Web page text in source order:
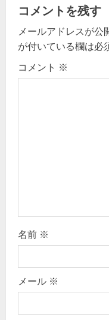
v
i
g
コメントを残す
メールアドレスが公
が付いている欄は必
コメント ※
名前 ※
メール ※